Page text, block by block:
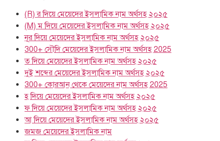
(R) র দিয়ে মেয়েদের ইসলামিক নাম অর্থসহ ২০২৫
(M) ম দিয়ে মেয়েদের ইসলামিক নাম অর্থসহ ২০২৫
নূর দিয়ে মেয়েদের ইসলামিক নাম অর্থসহ ২০২৫
300+ সৌদি মেয়েদের ইসলামিক নাম অর্থসহ 2025
ত দিয়ে মেয়েদের ইসলামিক নাম অর্থসহ ২০২৫
দুই শব্দের মেয়েদের ইসলামিক নাম অর্থসহ ২০২৫
300+ কোরআন থেকে মেয়েদের নাম অর্থসহ 2025
হ দিয়ে মেয়েদের ইসলামিক নাম অর্থসহ ২০২৫
ফ দিয়ে মেয়েদের ইসলামিক নাম অর্থসহ ২০২৫
আ দিয়ে মেয়েদের ইসলামিক নাম অর্থসহ ২০২৫
জমজ মেয়েদের ইসলামিক নাম